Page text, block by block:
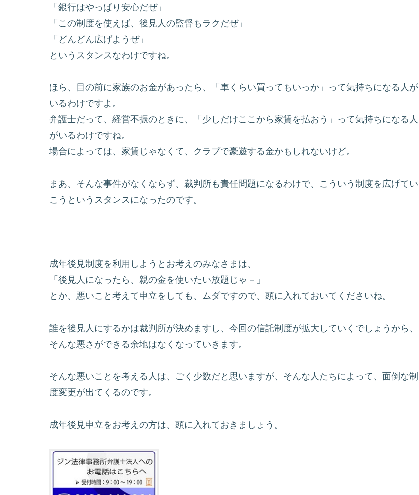
「銀行はやっぱり安心だぜ」
「この制度を使えば、後見人の監督もラクだぜ」
「どんどん広げようぜ」
というスタンスなわけですね。
ほら、目の前に家族のお金があったら、「 車くらい買ってもいっか」って気持ちになる人が
いるわけですよ。
弁護士だって、経営不振のときに、「 少しだけここから家賃を払おう」 って気持ちになる人
がいるわけですね。
場合によっては、家賃じゃなくて、 クラブで豪遊する金かもしれないけど。
まあ、そんな事件がなくならず、 裁判所も責任問題になるわけで、 こういう制度を広げてい
こうというスタンスになったのです。
成年後見制度を利用しようとお考えのみなさまは、
「後見人になったら、親の金を使いたい放題じゃ－」
とか、悪いこと考えて申立をしても、ムダですので、 頭に入れておいてくださいね。
誰を後見人にするかは裁判所が決めますし、 今回の信託制度が拡大していくでしょうから、
そんな悪さができる余地はなくなっていきます。
そんな悪いことを考える人は、ごく少数だと思いますが、 そんな人たちによって、面倒な制
度変更が出てくるのです。
成年後見申立をお考えの方は、頭に入れておきましょう。